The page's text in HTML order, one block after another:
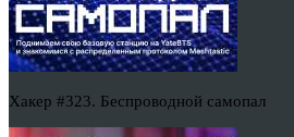
Хакер #323. Беспроводной самопал